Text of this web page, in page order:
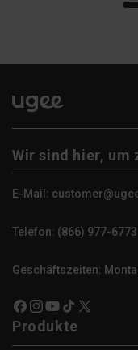
Wir sind hier, um
E-Mail:
Telefon: (866) 977-6773
Geschäftszeiten:
Facebook
Instagram
YouTube
TikTok
X
Produkte